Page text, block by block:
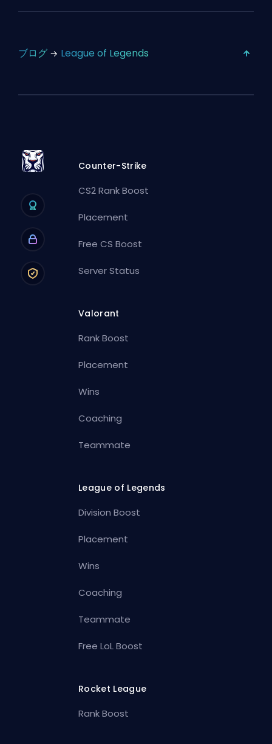
ブログ League of Legends
Counter-Strike
CS2 Rank Boost
Placement
Free CS Boost
Server Status
Valorant
Rank Boost
Placement
Wins
Coaching
Teammate
League of Legends
Division Boost
Placement
Wins
Coaching
Teammate
Free LoL Boost
Rocket League
Rank Boost